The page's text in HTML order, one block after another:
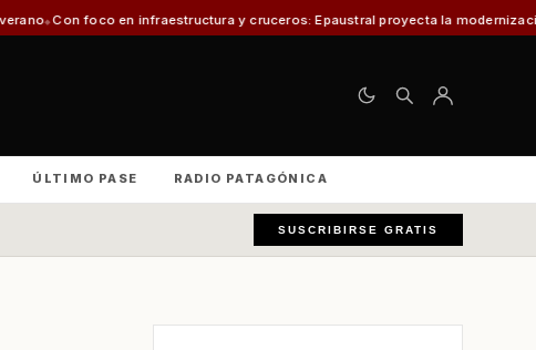
en infraestructura y cruceros: Epaustral proyecta la modernización portuaria
ÚLTIMO PASE RADIO PATAGÓNICA
SUSCRIBIRSE GRATIS